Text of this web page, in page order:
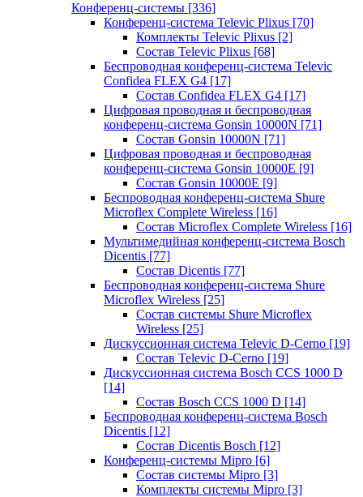
Конференц-системы [336]
Конференц-система Televic Plixus [70]
Комплекты Televic Plixus [2]
Состав Televic Plixus [68]
Беспроводная конференц-система Televic
Confidea FLEX G4 [17]
Состав Confidea FLEX G4 [17]
Цифровая проводная и беспроводная
конференц-система Gonsin 10000N [71]
Состав Gonsin 10000N [71]
Цифровая проводная и беспроводная
конференц-система Gonsin 10000E [9]
Состав Gonsin 10000E [9]
Беспроводная конференц-система Shure
Microflex Complete Wireless [16]
Состав Microflex Complete Wireless [16]
Мультимедийная конференц-система Bosch
Dicentis [77]
Состав Dicentis [77]
Беспроводная конференц-система Shure
Microflex Wireless [25]
Состав системы Shure Microflex
Wireless [25]
Дискуссионная система Televic D-Cerno [19]
Состав Televic D-Cerno [19]
Дискуссионная система Bosch CCS 1000 D
[14]
Состав Bosch CCS 1000 D [14]
Беспроводная конференц-система Bosch
Dicentis [12]
Состав Dicentis Bosch [12]
Конференц-системы Mipro [6]
Состав системы Mipro [3]
Комплекты системы Mipro [3]